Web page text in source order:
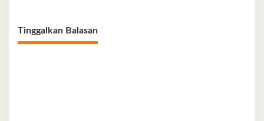
Tinggalkan Balasan